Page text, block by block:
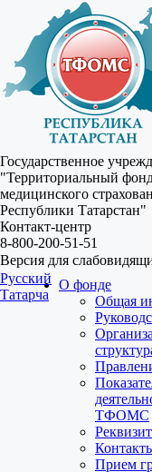
Государственное
"Территориальный фонд
медицинского
Республики Татарстан"
Контакт-центр
8-800-200-51-51
Версия для
Русский
Татарча
О фонде
Общая
ТФОМС
Прием